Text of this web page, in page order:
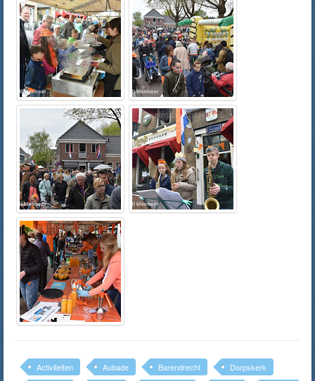
Activiteiten Aubade Barendrecht
Dorpskerk